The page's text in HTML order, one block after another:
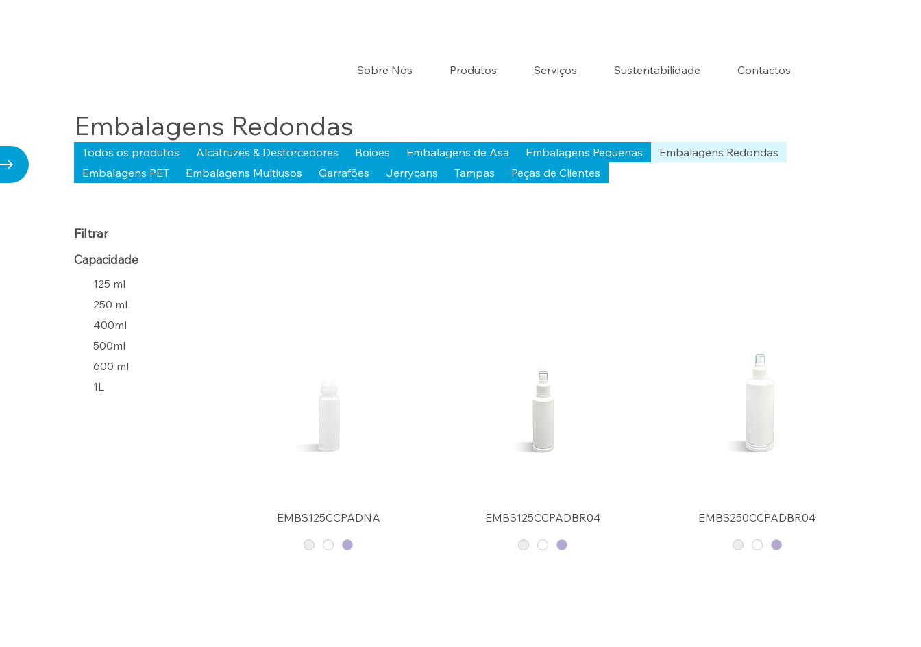
Sobre Nós Produtos Serviços Sustentabilidade Contactos
Embalagens Redondas
Todos os produtos Alcatruzes & Destorcedores Boiões Embalagens de Asa Embalagens Pequenas
Embalagens Redondas
Embalagens PET
Embalagens Multiusos Garrafões Jerrycans Tampas Peças de Clientes
Filtrar
Capacidade
125 ml
250 ml
400ml
500ml
600 ml
1L
EMBS125CCPADNA EMBS125CCPADBR04 EMBS250CCPADBR04